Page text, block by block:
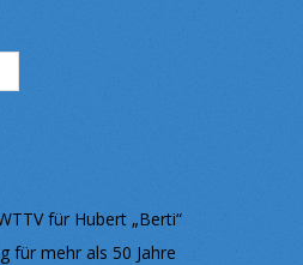
für Hubert „Berti“
für mehr als 50 Jahre